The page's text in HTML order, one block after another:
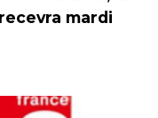
mardi